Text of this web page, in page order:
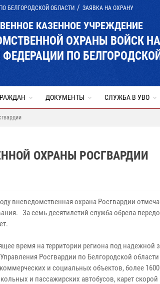
БЕЛГОРОДСКОЙ ОБЛАСТИ ЗАЯВКА НА ОХРАНУ
КАЗЕННОЕ УЧРЕЖДЕНИЕ
ОХРАНЫ ВОЙСК
ПО
ДОКУМЕНТЫ СЛУЖБА В УВО
ОХРАНЫ РОСГВАРДИИ
вневедомственная охрана Росгвардии
За семь десятилетий служба обрела
время на территории региона под
Росгвардии по Белгородской
и социальных объектов, более
и пассажирских автобусов, карет